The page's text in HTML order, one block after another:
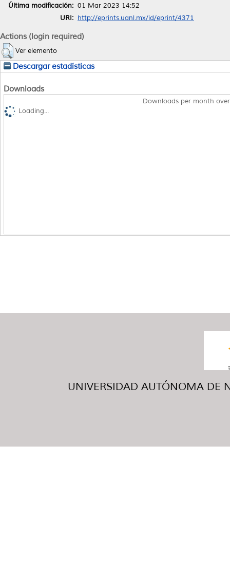
Última modificación: 01 Mar 2023 14:52
URI: http://eprints.uanl.mx/id/eprint/4371
Actions (login required)
Ver elemento
Descargar estadísticas
Downloads
Downloads per month
Loading...
UNIVERSIDAD AUTÓNOMA DE